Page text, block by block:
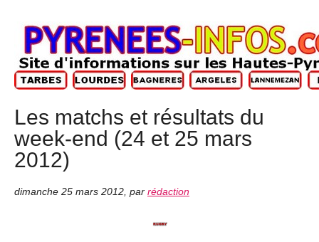
Les matchs et résultats du
week-end (24 et 25 mars
2012)
dimanche 25 mars 2012 par rédaction